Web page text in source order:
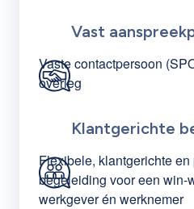
Vast
Vaste contactpersoon
overleg
Klantgerichte
Flexibele, klantgerichte
begeleiding voor een win-
werkgever én werknemer